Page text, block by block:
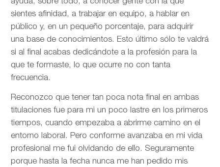
ayuda, sobre todo, a conocer gente con la que
sientes afinidad, a trabajar en equipo, a hablar en
público y, en un pequeño porcentaje, para adquirir
una base de conocimientos. Esto último sólo te valdrá
si al final acabas dedicándote a la profesión para la
que te formaste, lo que ocurre no con tanta
frecuencia.
Reconozco que tener tan poca nota final en ambas
titulaciones fue para mi un poco lastre en los primeros
tiempos, cuando empezaba a abrirme camino en el
entorno laboral. Pero conforme avanzaba en mi vida
profesional me fui olvidando de ello. Seguramente
porque hasta la fecha nunca me han pedido mis